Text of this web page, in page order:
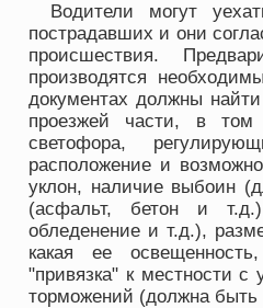
Водители могут
пострадавших и они
происшествия.
производятся
документах должны
проезжей части, в
светофора,
расположение и
уклон, наличие выбоин
(асфальт, бетон и
обледенение и т.д.),
какая ее
"привязка" к местности с
торможений (должна быть